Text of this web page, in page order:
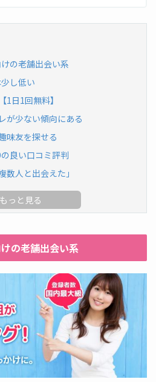
の老舗出会い系
し低い
日1回無料】
が少ない傾向にある
味友を探せる
良い口コミ評判
人と出会えた」
の老舗出会い系